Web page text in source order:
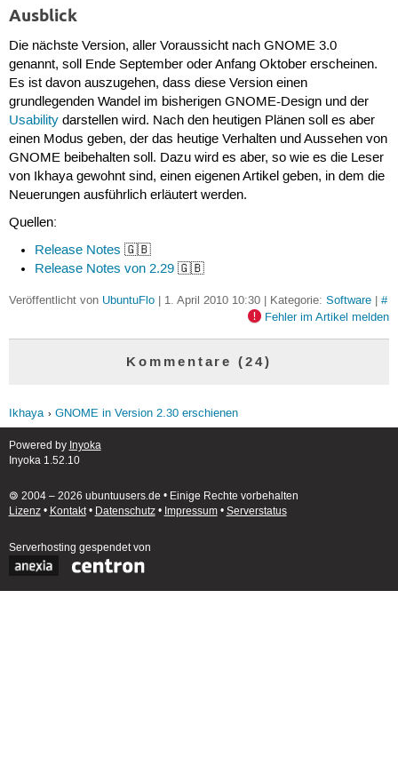
Ausblick
Die nächste Version, aller Voraussicht nach GNOME 3.0
genannt, soll Ende September oder Anfang Oktober erscheinen.
Es ist davon auszugehen, dass diese Version einen
grundlegenden Wandel im bisherigen GNOME-Design und der
Usabilitydarstellen wird. Nach den heutigen Plänen soll es aber
einen Modus geben, der das heutige Verhalten und Aussehen von
GNOME beibehalten soll. Dazu wird es aber, so wie es die Leser
von Ikhaya gewohnt sind, einen eigenen Artikel geben, in dem die
Neuerungen ausführlich erläutert werden.
Quellen:
Release Notes 🇬🇧
Release Notes von 2.29 🇬🇧
Veröffentlicht von UbuntuFlo| 1. April 2010 10:30 | Kategorie: Software| #
Fehler im Artikel melden
Kommentare (24)
Ikhaya GNOME in Version 2.30 erschienen
Powered by Inyoka
Inyoka 1.52.10
🄯 2004 – 2026 ubuntuusers.de • Einige Rechte vorbehalten
Lizenz• Kontakt• Datenschutz• Impressum• Serverstatus
Serverhosting gespendet von